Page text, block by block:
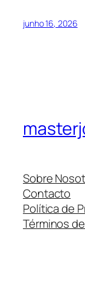
junho 16, 2026
Sobre
Contacto
Política de
Términos